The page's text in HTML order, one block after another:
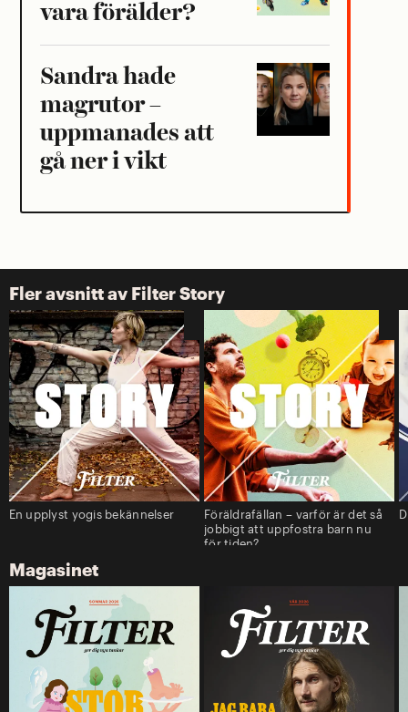
vara förälder?
Sandra hade
magrutor –
uppmanades att
gå ner i vikt
Fler avsnitt av Filter Story
En upplyst yogis bekännelser
Föräldrafällan – varför är det så
jobbigt att uppfostra barn nu
för tiden?
Magasinet